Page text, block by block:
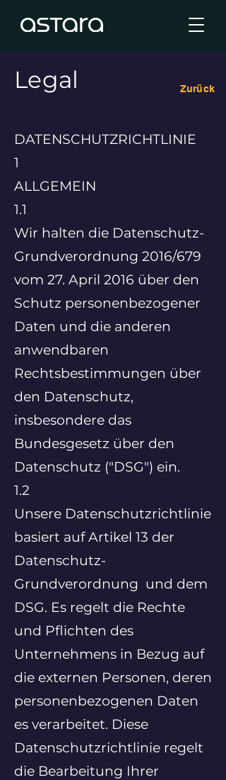
Legal Zurück
DATENSCHUTZRICHTLINIE
1
ALLGEMEIN
1.1
Wir halten die Datenschutz-
Grundverordnung 2016/679
vom 27. April 2016 über den
Schutz personenbezogener
Daten und die anderen
anwendbaren
Rechtsbestimmungen über
den Datenschutz,
insbesondere das
Bundesgesetz über den
Datenschutz ("DSG") ein.
1.2
Unsere Datenschutzrichtlinie
basiert auf Artikel 13 der
Datenschutz-
Grundverordnung und dem
DSG. Es regelt die Rechte
und Pflichten des
Unternehmens in Bezug auf
die externen Personen, deren
personenbezogenen Daten
es verarbeitet. Diese
Datenschutzrichtlinie regelt
die Bearbeitung Ihrer